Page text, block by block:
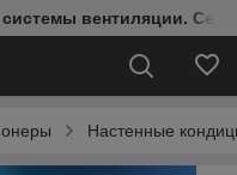
вентиляции.
Настенные